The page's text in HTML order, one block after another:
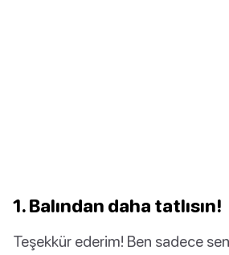
1. Balından daha tatlısın!
Teşekkür ederim! Ben sadece